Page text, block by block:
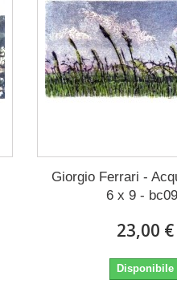
Giorgio Ferrari -
6 x 9 -
23,00 €
Disponibile